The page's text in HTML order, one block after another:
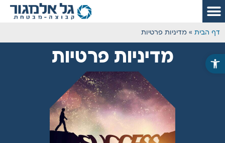
פתח סרגל נגישות
דף הבית » מדיניות פרטיות
מדיניות פרטיות